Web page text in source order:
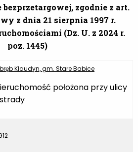
bezprzetargowej, zgodnie z art.
z dnia 21 sierpnia 1997 r.
(Dz. U. z 2024 r.
poz. 1445)
Klaudyn, gm. Stare Babice
położona przy ulicy